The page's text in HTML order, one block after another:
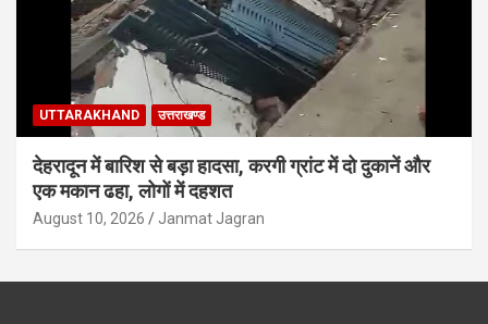
UTTARAKHAND उत्तराखण्ड
देहरादून में बारिश से बड़ा हादसा, करगी ग्रांट में दो दुकानें और
एक मकान ढहा, लोगों में दहशत
August 10, 2026 Janmat Jagran